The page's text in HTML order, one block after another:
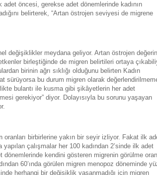
adet öncesi, gerekse adet dönemlerinde kadının
belirterek, “Artan östrojen seviyesi de migrene
değişiklikler meydana geliyor. Artan östrojen
birleştiğinde de migren belirtileri ortaya
birinin ağrı sıklığı olduğunu belirten Kadın
sürüyorsa bu durum migren olarak
bulantı ile kusma gibi şikâyetlerin her adet
gerekiyor” diyor. Dolayısıyla bu sorunu yaşayan
birbirlerine yakın bir seyir izliyor. Fakat ilk
çalışmalar her 100 kadından 2’sinde ilk adet
kendini gösteren migrenin görülme
60’ında görülen migren menopoz döneminde
herhangi bir değişiklik yaşanmadığı için migren